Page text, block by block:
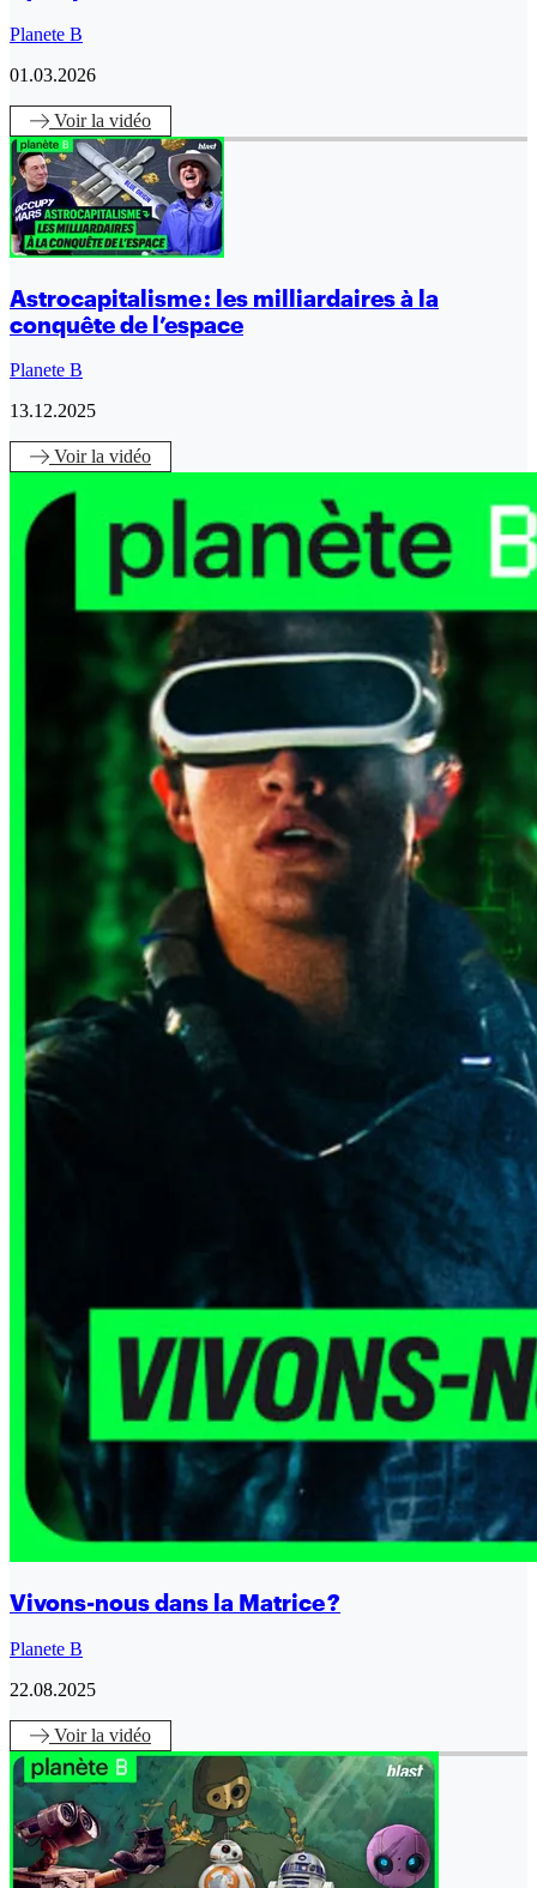
Planete B
01.03.2026
Voirla vidéo
Astrocapitalisme : les milliardaires à la
conquête de l’espace
Planete B
13.12.2025
Voirla vidéo
Vivons-nous dans la Matrice ?
Planete B
22.08.2025
Voirla vidéo